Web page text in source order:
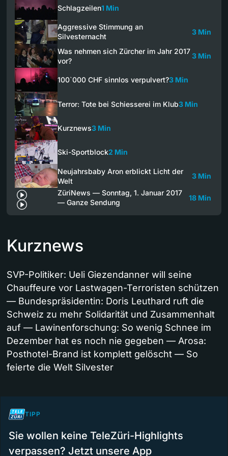
Schlagzeilen1 Min
Aggressive Stimmung an
Silvesternacht
3 Min
Was nehmen sich Zürcher im Jahr 2017
vor?
3 Min
100`000 CHF sinnlos verpulvert?3 Min
Terror: Tote bei Schiesserei im Klub3 Min
Kurznews3 Min
Ski-Sportblock2 Min
Neujahrsbaby Aron erblickt Licht der
Welt
3 Min
ZüriNews — Sonntag, 1. Januar 2017
— Ganze Sendung
18 Min
Kurznews
SVP-Politiker: Ueli Giezendanner will seine
Chauffeure vor Lastwagen-Terroristen schützen
— Bundespräsidentin: Doris Leuthard ruft die
Schweiz zu mehr Solidarität und Zusammenhalt
auf — Lawinenforschung: So wenig Schnee im
Dezember hat es noch nie gegeben — Arosa:
Posthotel-Brand ist komplett gelöscht — So
feierte die Welt Silvester
TIPP
Sie wollen keine TeleZüri-Highlights
verpassen? Jetzt unsere App